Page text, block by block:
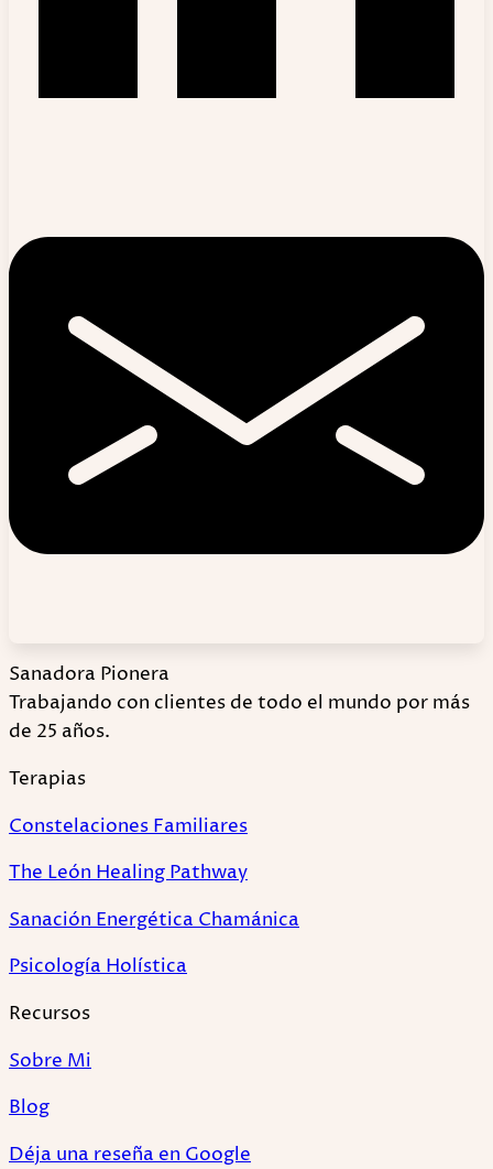
Sanadora Pionera
Trabajando con clientes de todo el mundo por más
de 25 años.
Terapias
Constelaciones Familiares
The León Healing Pathway
Sanación Energética Chamánica
Psicología Holística
Recursos
Sobre Mi
Blog
Déja una reseña en Google